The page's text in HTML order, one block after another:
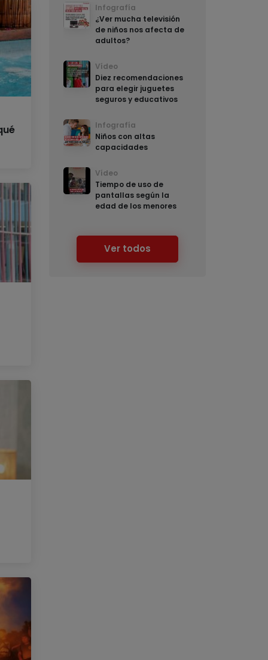
Infografía
¿Ver mucha televisión
de niños nos afecta de
adultos?
Vídeo
Diez recomendaciones
para elegir juguetes
seguros y educativos
Infografía
Niños con altas
capacidades
Vídeo
Tiempo de uso de
pantallas según la
edad de los menores
Ver todos